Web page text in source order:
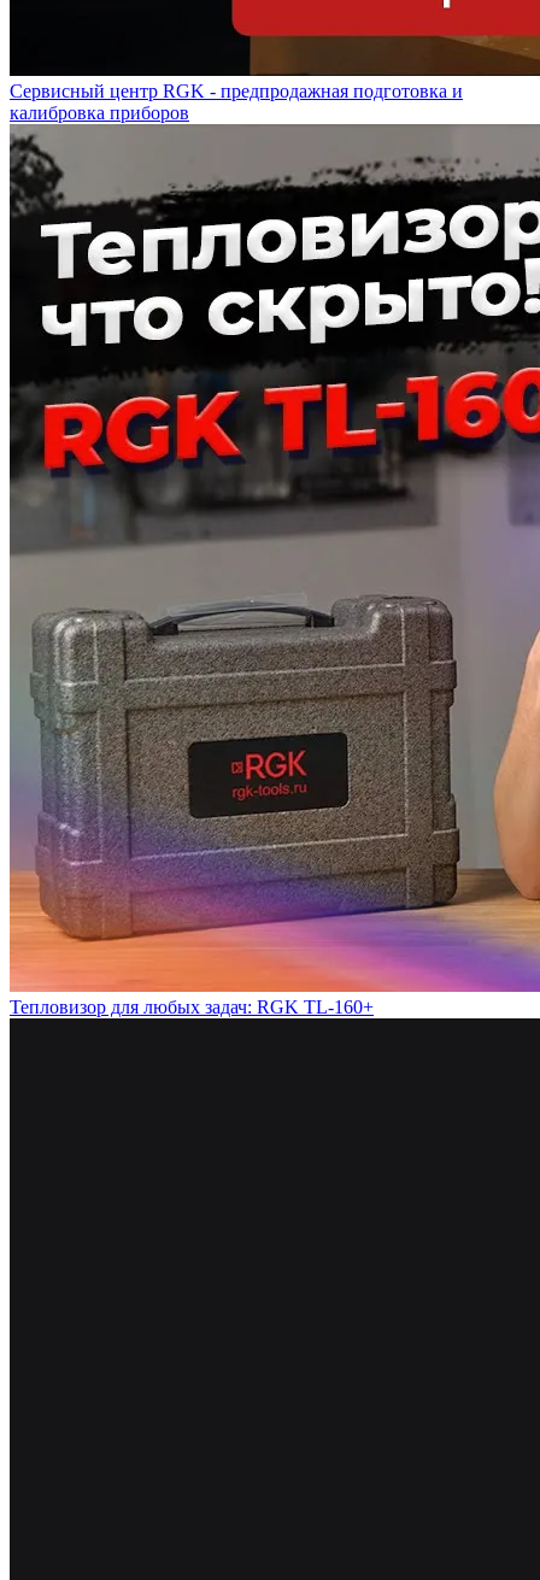
Сервисный центр RGK - предпродажная подготовка и
калибровка приборов
Тепловизор для любых задач: RGK TL-160+